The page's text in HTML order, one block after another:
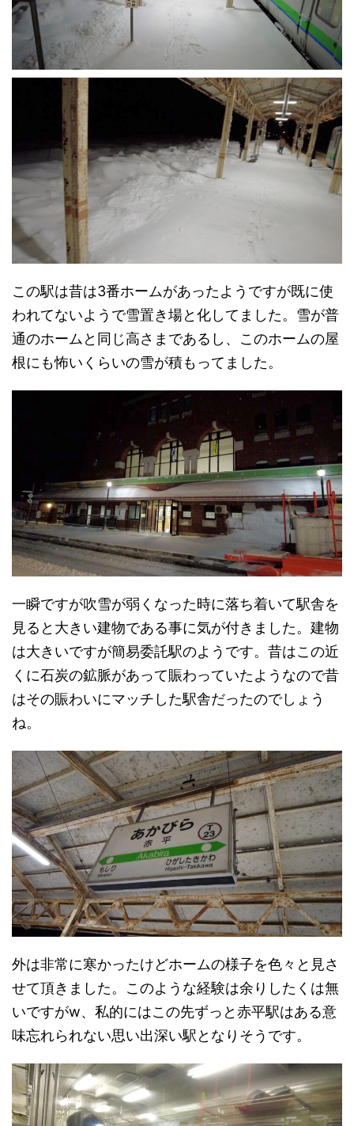
この駅は昔は3番ホームがあったようですが既に使
われてないようで雪置き場と化してました。雪が普
通のホームと同じ高さまであるし、このホームの屋
根にも怖いくらいの雪が積もってました。
一瞬ですが吹雪が弱くなった時に落ち着いて駅舎を
見ると大きい建物である事に気が付きました。建物
は大きいですが簡易委託駅のようです。昔はこの近
くに石炭の鉱脈があって賑わっていたようなので昔
はその賑わいにマッチした駅舎だったのでしょう
ね。
外は非常に寒かったけどホームの様子を色々と見さ
せて頂きました。このような経験は余りしたくは無
いですがw、私的にはこの先ずっと赤平駅はある意
味忘れられない思い出深い駅となりそうです。